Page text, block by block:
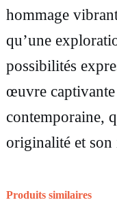
hommage
qu’une
possibilités
œuvre
contemporaine,
originalité et son
Produits similaires